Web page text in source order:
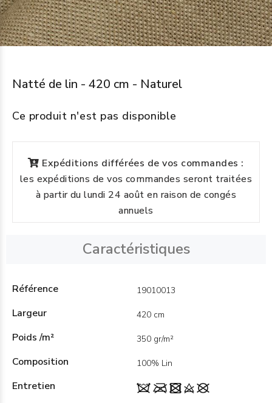
Natté de lin - 420 cm - Naturel
Ce produit n'est pas disponible
Expéditions différées de vos commandes :
les expéditions de vos commandes seront traitées
à partir du lundi 24 août en raison de congés
annuels
Caractéristiques
Référence 19010013
Largeur 420 cm
Poids /m² 350 gr/m²
Composition 100% Lin
Entretien